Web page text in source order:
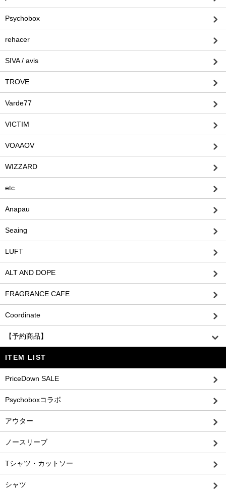
Psychobox
rehacer
SIVA / avis
TROVE
Varde77
VICTIM
VOAAOV
WIZZARD
etc.
Anapau
Seaing
LUFT
ALT AND DOPE
FRAGRANCE CAFE
Coordinate
【予約商品】
ITEM LIST
PriceDown SALE
Psychoboxコラボ
アウター
ノースリーブ
Tシャツ・カットソー
シャツ